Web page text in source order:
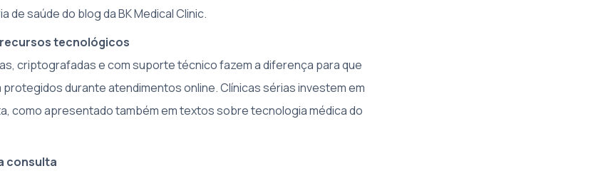
de saúde do blog da BK Medical Clinic.
tecnológicos
criptografadas e com suporte técnico fazem a diferença para que
durante atendimentos online. Clínicas sérias investem em
como apresentado também em textos sobre tecnologia médica do
consulta